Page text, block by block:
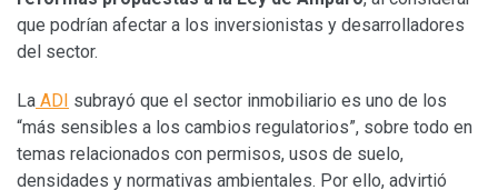
que podrían afectar a los inversionistas y desarrolladores
del sector.
La ADI subrayó que el sector inmobiliario es uno de los
“más sensibles a los cambios regulatorios”, sobre todo en
temas relacionados con permisos, usos de suelo,
densidades y normativas ambientales. Por ello, advirtió